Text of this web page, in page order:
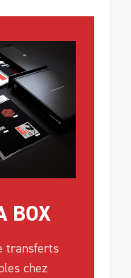
BOX
transferts
chez